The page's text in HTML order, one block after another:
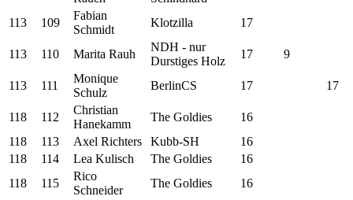
113 109
Fabian
Schmidt
Klotzilla 17
113 110 Marita Rauh
NDH - nur
Durstiges Holz
17 9
113 111
Monique
Schulz
BerlinCS 17 17
118 112
Christian
Hanekamm
The Goldies
16
118
113 Axel Richters Kubb-SH
16
118
114 Lea Kulisch The Goldies
16
118
115
Rico
Schneider
The Goldies 16